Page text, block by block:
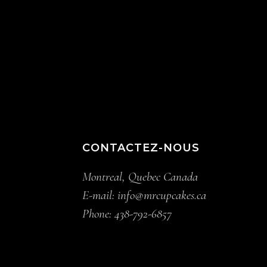
CONTACTEZ-NOUS
Montreal, Quebec Canada
E-mail:info@mrcupcakes.ca
Phone:438-792-6857